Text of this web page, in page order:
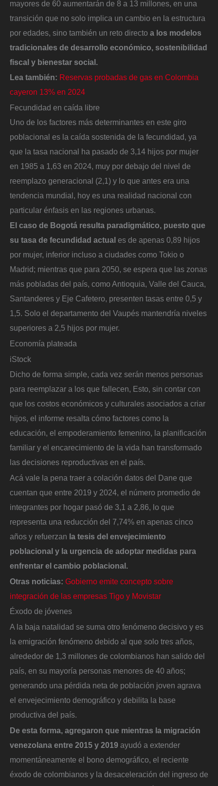
mayores de 60 aumentarán de 8 a 13 millones, en una
transición que no solo implica un cambio en la estructura
por edades, sino también un reto directo a los modelos
tradicionales de desarrollo económico, sostenibilidad
fiscal y bienestar social.
Lea también: Reservas probadas de gas en Colombia
cayeron 13% en 2024
Fecundidad en caída libre
Uno de los factores más determinantes en este giro
poblacional es la caída sostenida de la fecundidad, ya
que la tasa nacional ha pasado de 3,14 hijos por mujer
en 1985 a 1,63 en 2024, muy por debajo del nivel de
reemplazo generacional (2,1) y lo que antes era una
tendencia mundial, hoy es una realidad nacional con
particular énfasis en las regiones urbanas.
El caso de Bogotá resulta paradigmático, puesto que
su tasa de fecundidad actual es de apenas 0,89 hijos
por mujer, inferior incluso a ciudades como Tokio o
Madrid; mientras que para 2050, se espera que las zonas
más pobladas del país, como Antioquia, Valle del Cauca,
Santanderes y Eje Cafetero, presenten tasas entre 0,5 y
1,5. Solo el departamento del Vaupés mantendría niveles
superiores a 2,5 hijos por mujer.
Economía plateada
iStock
Dicho de forma simple, cada vez serán menos personas
para reemplazar a los que fallecen, Esto, sin contar con
que los costos económicos y culturales asociados a criar
hijos, el informe resalta cómo factores como la
educación, el empoderamiento femenino, la planificación
familiar y el encarecimiento de la vida han transformado
las decisiones reproductivas en el país.
Acá vale la pena traer a colación datos del Dane que
cuentan que entre 2019 y 2024, el número promedio de
integrantes por hogar pasó de 3,1 a 2,86, lo que
representa una reducción del 7,74% en apenas cinco
años y refuerzan la tesis del envejecimiento
poblacional y la urgencia de adoptar medidas para
enfrentar el cambio poblacional.
Otras noticias: Gobierno emite concepto sobre
integración de las empresas Tigo y Movistar
Éxodo de jóvenes
A la baja natalidad se suma otro fenómeno decisivo y es
la emigración fenómeno debido al que solo tres años,
alrededor de 1,3 millones de colombianos han salido del
país, en su mayoría personas menores de 40 años;
generando una pérdida neta de población joven agrava
el envejecimiento demográfico y debilita la base
productiva del país.
De esta forma, agregaron que mientras la migración
venezolana entre 2015 y 2019 ayudó a extender
momentáneamente el bono demográfico, el reciente
éxodo de colombianos y la desaceleración del ingreso de